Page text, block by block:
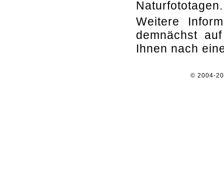
Naturfototagen.
Weitere
demnächst
Ihnen nach
© 2004-